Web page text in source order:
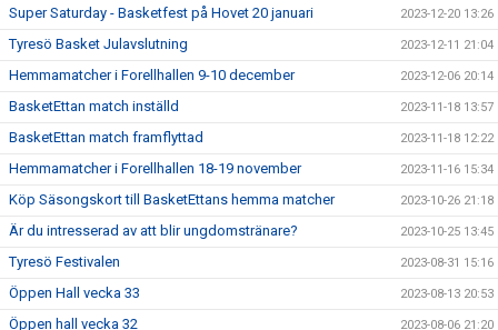
Super Saturday - Basketfest på Hovet 20 januari 2023-12-20 13:26
Tyresö Basket Julavslutning 2023-12-11 21:04
Hemmamatcher i Forellhallen 9-10 december 2023-12-06 20:14
BasketEttan match inställd 2023-11-18 13:57
BasketEttan match framflyttad 2023-11-18 12:22
Hemmamatcher i Forellhallen 18-19 november 2023-11-16 15:34
Köp Säsongskort till BasketEttans hemma matcher 2023-10-26 21:18
Är du intresserad av att blir ungdomstränare? 2023-10-25 13:45
Tyresö Festivalen 2023-08-31 15:16
Öppen Hall vecka 33 2023-08-13 20:53
Öppen hall vecka 32 2023-08-06 21:20